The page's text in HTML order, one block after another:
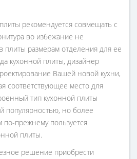
рекомендуется совмещать с
во избежание не
плиты размерам отделения для ее
кухонной плиты, дизайнер
Вашей новой кухни,
соответствующее место для
тип кухонной плиты
популярностью, но более
прежнему пользуется
плиты.
решение приобрести